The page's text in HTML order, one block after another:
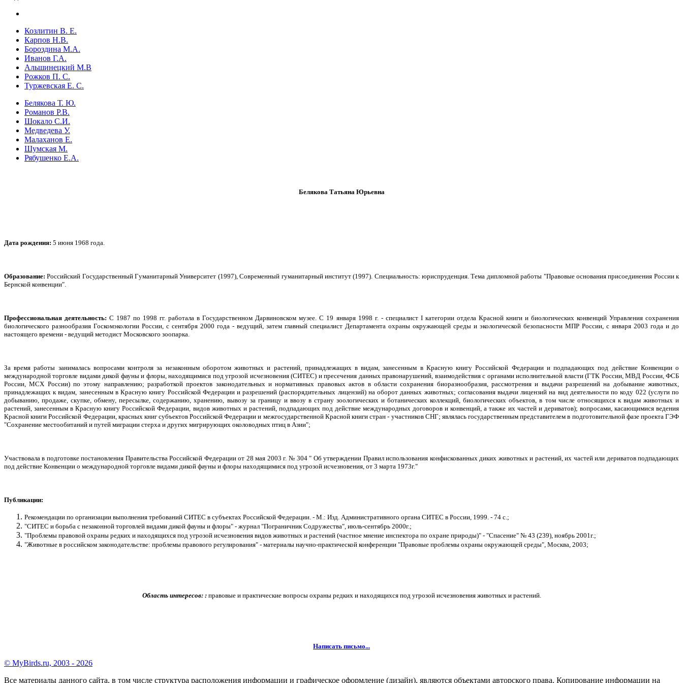
Козлитин В. Е.
Карпов Н.В.
Бороздина М.А.
Иванов Г.А.
Альшинецкий М.В
Рожков П. С.
Туржевская Е. C.
Белякова Т. Ю.
Романов Р.B.
Шокало С.И.
Медведева У.
Малаханов Е.
Шумская М.
Рябушенко Е.А.
Белякова Татьяна Юрьевна
Дата рождения: 5 июня 1968 года.
Образование: Российский Государственный Гуманитарный Университет (1997), Современный гуманитарный институт (1997). Специальность: юриспруденция. Тема дипломной работы "Правовые основания присоединения России к
Бернской конвенции".
Профессиональная деятельность: С 1987 по 1998 гг. работала в Государственном Дарвиновском музее. С 19 января 1998 г. - специалист I категории отдела Красной книги и биологических конвенций Управления сохранения
биологического разнообразия Госкомэкологии России, с сентября 2000 года - ведущий, затем главный специалист Департамента охраны окружающей среды и экологической безопасности МПР России, с января 2003 года и до
настоящего времени - ведущий методист Московского зоопарка.
За время работы занималась вопросами контроля за незаконным оборотом животных и растений, принадлежащих в видам, занесенным в Красную книгу Российской Федерации и подпадающих под действие Конвенции о
международной торговле видами дикой фауны и флоры, находящимися под угрозой исчезновения (СИТЕС) и пресечения данных правонарушений, взаимодействия с органами исполнительной власти (ГТК России, МВД России, ФСБ
России, МСХ России) по этому направлению; разработкой проектов законодательных и нормативных правовых актов в области сохранения биоразнообразия, рассмотрения и выдачи разрешений на добывание животных,
принадлежащих к видам, занесенным в Красную книгу Российской Федерации и разрешений (распорядительных лицензий) на оборот данных животных; согласования выдачи лицензий на вид деятельности по коду 022 (услуги по
добыванию, продаже, скупке, обмену, пересылке, содержанию, хранению, вывозу за границу и ввозу в страну зоологических и ботанических коллекций, биологических объектов, в том числе относящихся к видам животных и
растений, занесенным в Красную книгу Российской Федерации, видов животных и растений, подпадающих под действие международных договоров и конвенций, а также их частей и дериватов); вопросами, касающимися ведения
Красной книги Российской Федерации, красных книг субъектов Российской Федерации и межгосударственной Красной книги стран - участников СНГ; являлась государственным представителем в подготовительной фазе проекта ГЭФ
"Сохранение местообитаний и путей миграции стерха и других мигрирующих околоводных птиц в Азии";
Участвовала в подготовке постановления Правительства Российской Федерации от 28 мая 2003 г. № 304 " Об утверждении Правил использования конфискованных диких животных и растений, их частей или дериватов подпадающих
под действие Конвенции о международной торговле видами дикой фауны и флоры находящимися под угрозой исчезновения, от 3 марта 1973г."
Публикации:
Рекомендации по организации выполнения требований СИТЕС в субъектах Российской Федерации. - М.: Изд. Административного органа СИТЕС в России, 1999. - 74 с.;
"СИТЕС и борьба с незаконной торговлей видами дикой фауны и флоры" - журнал "Пограничник Содружества", июль-сентябрь 2000г.;
"Проблемы правовой охраны редких и находящихся под угрозой исчезновения видов животных и растений (частное мнение инспектора по охране природы)" - "Спасение" № 43 (239), ноябрь 2001г.;
"Животные в российском законодательстве: проблемы правового регулирования" - материалы научно-практической конференции "Правовые проблемы охраны окружающей среды", Москва, 2003;
Область интересов: : правовые и практические вопросы охраны редких и находящихся под угрозой исчезновения животных и растений.
Написать письмо...
© MyBirds.ru, 2003 - 2026
Все материалы данного сайта, в том числе структура расположения информации и графическое оформление (дизайн), являются объектами авторского права. Копирование информации на